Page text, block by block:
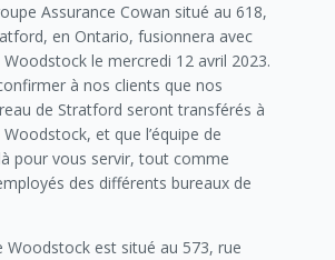
Assurance Cowan situé au 618,
en Ontario, fusionnera avec
le mercredi 12 avril 2023.
à nos clients que nos
de Stratford seront transférés à
et que l’équipe de
pour vous servir, tout comme
des différents bureaux de
Woodstock est situé au 573, rue